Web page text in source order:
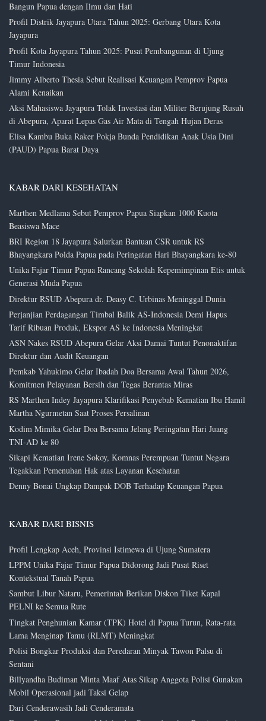
Bangun Papua dengan Ilmu dan Hati
Profil Distrik Jayapura Utara Tahun 2025: Gerbang Utara Kota
Jayapura
Profil Kota Jayapura Tahun 2025: Pusat Pembangunan di Ujung
Timur Indonesia
Jimmy Alberto Thesia Sebut Realisasi Keuangan Pemprov Papua
Alami Kenaikan
Aksi Mahasiswa Jayapura Tolak Investasi dan Militer Berujung Rusuh
di Abepura, Aparat Lepas Gas Air Mata di Tengah Hujan Deras
Elisa Kambu Buka Raker Pokja Bunda Pendidikan Anak Usia Dini
(PAUD) Papua Barat Daya
KABAR DARI KESEHATAN
Marthen Medlama Sebut Pemprov Papua Siapkan 1000 Kuota
Beasiswa Mace
BRI Region 18 Jayapura Salurkan Bantuan CSR untuk RS
Bhayangkara Polda Papua pada Peringatan Hari Bhayangkara ke-80
Unika Fajar Timur Papua Rancang Sekolah Kepemimpinan Etis untuk
Generasi Muda Papua
Direktur RSUD Abepura dr. Deasy C. Urbinas Meninggal Dunia
Perjanjian Perdagangan Timbal Balik AS-Indonesia Demi Hapus
Tarif Ribuan Produk, Ekspor AS ke Indonesia Meningkat
ASN Nakes RSUD Abepura Gelar Aksi Damai Tuntut Penonaktifan
Direktur dan Audit Keuangan
Pemkab Yahukimo Gelar Ibadah Doa Bersama Awal Tahun 2026,
Komitmen Pelayanan Bersih dan Tegas Berantas Miras
RS Marthen Indey Jayapura Klarifikasi Penyebab Kematian Ibu Hamil
Martha Ngurmetan Saat Proses Persalinan
Kodim Mimika Gelar Doa Bersama Jelang Peringatan Hari Juang
TNI-AD ke 80
Sikapi Kematian Irene Sokoy, Komnas Perempuan Tuntut Negara
Tegakkan Pemenuhan Hak atas Layanan Kesehatan
Denny Bonai Ungkap Dampak DOB Terhadap Keuangan Papua
KABAR DARI BISNIS
Profil Lengkap Aceh, Provinsi Istimewa di Ujung Sumatera
LPPM Unika Fajar Timur Papua Didorong Jadi Pusat Riset
Kontekstual Tanah Papua
Sambut Libur Nataru, Pemerintah Berikan Diskon Tiket Kapal
PELNI ke Semua Rute
Tingkat Penghunian Kamar (TPK) Hotel di Papua Turun, Rata-rata
Lama Menginap Tamu (RLMT) Meningkat
Polisi Bongkar Produksi dan Peredaran Minyak Tawon Palsu di
Sentani
Billyandha Budiman Minta Maaf Atas Sikap Anggota Polisi Gunakan
Mobil Operasional jadi Taksi Gelap
Dari Cenderawasih Jadi Cenderamata